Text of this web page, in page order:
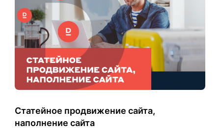
Статейное продвижение сайта,
наполнение сайта